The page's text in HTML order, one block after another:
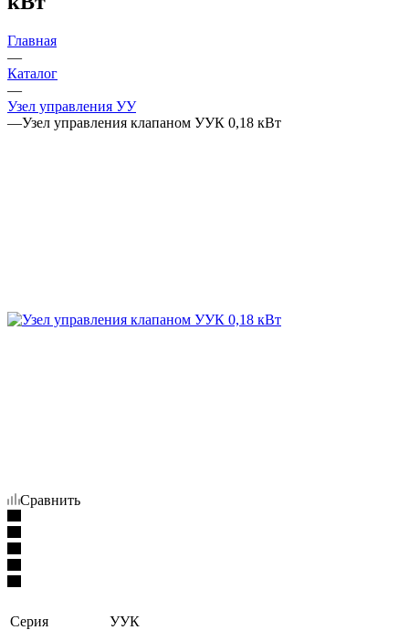
Главная
—
Каталог
—
Узел управления УУ
—Узел управления клапаном УУК 0,18 кВт
Сравнить
Серия
УУК